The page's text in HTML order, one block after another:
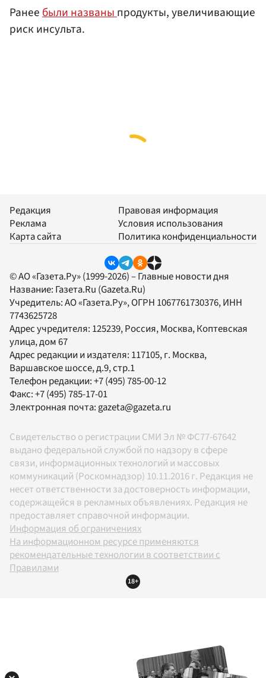
Ранеебыли названыпродукты, увеличивающие
риск инсульта.
Редакция
Реклама
Карта сайта
Правовая информация
Условия использования
Политика конфиденциальности
© АО «Газета.Ру» (1999-2026) – Главные новости дня
Название: Газета.Ru (Gazeta.Ru)
Учредитель:АО «Газета.Ру», ОГРН 1067761730376, ИНН
7743625728
Адрес учредителя: 125239, Россия, Москва, Коптевская
улица, дом 67
Адрес редакции и издателя: 117105, г. Москва,
Варшавское шоссе, д.9, стр.1
Телефон редакции:+7 (495) 785-00-12
Факс:+7 (495) 785-17-01
Электронная почта: gazeta@gazeta.ru
Свидетельство о регистрации СМИ Эл № ФС77-67642
выдано федеральной службой по надзору в сфере
связи, информационных технологий и массовых
коммуникаций (Роскомнадзор) 10.11.2016 г. Редакция не
несет ответственности за достоверность информации,
содержащейся в рекламных объявлениях. Редакция не
предоставляет справочной информации.
Информация об ограничениях
На информационном ресурсе применяются
рекомендательные технологии в соответствии с
Правилами
18+